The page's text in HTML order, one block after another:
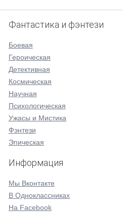
Фантастика и фэнтези
Боевая
Героическая
Детективная
Космическая
Научная
Психологическая
Ужасы и Мистика
Фэнтези
Эпическая
Информация
Мы Вконтакте
В Одноклассниках
На Facebook